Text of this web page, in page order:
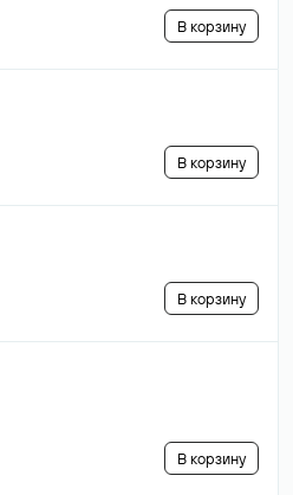
В корзину
В корзину
В корзину
В корзину